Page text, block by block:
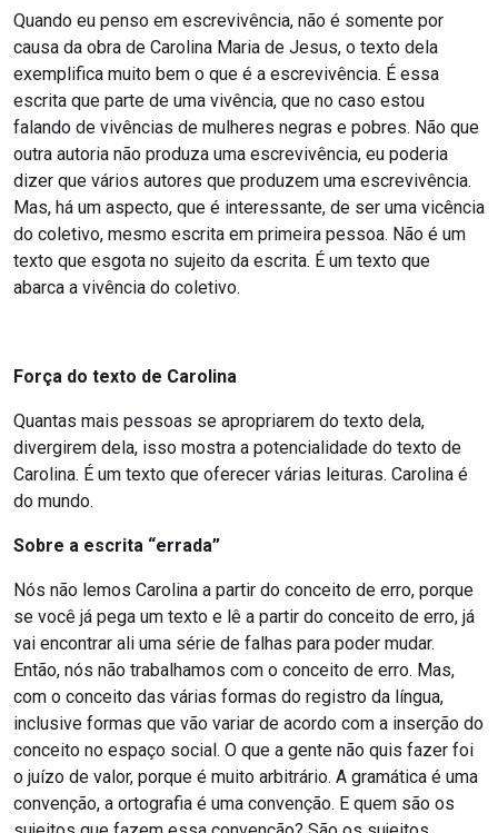
Quando eu penso em escrevivência, não é somente por
causa da obra de Carolina Maria de Jesus, o texto dela
exemplifica muito bem o que é a escrevivência. É essa
escrita que parte de uma vivência, que no caso estou
falando de vivências de mulheres negras e pobres. Não que
outra autoria não produza uma escrevivência, eu poderia
dizer que vários autores que produzem uma escrevivência.
Mas, há um aspecto, que é interessante, de ser uma vicência
do coletivo, mesmo escrita em primeira pessoa. Não é um
texto que esgota no sujeito da escrita. É um texto que
abarca a vivência do coletivo.
Força do texto de Carolina
Quantas mais pessoas se apropriarem do texto dela,
divergirem dela, isso mostra a potencialidade do texto de
Carolina. É um texto que oferecer várias leituras. Carolina é
do mundo.
Sobre a escrita “errada”
Nós não lemos Carolina a partir do conceito de erro, porque
se você já pega um texto e lê a partir do conceito de erro, já
vai encontrar ali uma série de falhas para poder mudar.
Então, nós não trabalhamos com o conceito de erro. Mas,
com o conceito das várias formas do registro da língua,
inclusive formas que vão variar de acordo com a inserção do
conceito no espaço social. O que a gente não quis fazer foi
o juízo de valor, porque é muito arbitrário. A gramática é uma
convenção, a ortografia é uma convenção. E quem são os